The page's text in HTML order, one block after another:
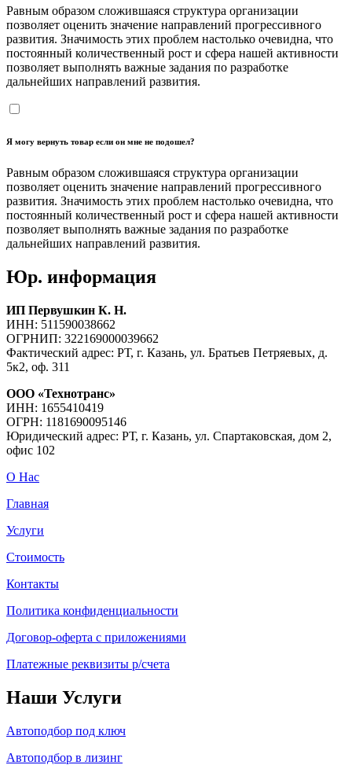
Равным образом сложившаяся структура организации
позволяет оценить значение направлений прогрессивного
развития. Значимость этих проблем настолько очевидна, что
постоянный количественный рост и сфера нашей активности
позволяет выполнять важные задания по разработке
дальнейших направлений развития.
Я могу вернуть товар если он мне не подошел?
Равным образом сложившаяся структура организации
позволяет оценить значение направлений прогрессивного
развития. Значимость этих проблем настолько очевидна, что
постоянный количественный рост и сфера нашей активности
позволяет выполнять важные задания по разработке
дальнейших направлений развития.
Юр. информация
ИП Первушкин К. Н.
ИНН: 511590038662
ОГРНИП: 322169000039662
Фактический адрес: РТ, г. Казань, ул. Братьев Петряевых, д.
5к2, оф. 311
ООО «Технотранс»
ИНН: 1655410419
ОГРН: 1181690095146
Юридический адрес: РТ, г. Казань, ул. Спартаковская, дом 2,
офис 102
О Нас
Главная
Услуги
Стоимость
Контакты
Политика конфиденциальности
Договор-оферта с приложениями
Платежные реквизиты р/счета
Наши Услуги
Автоподбор под ключ
Автоподбор в лизинг